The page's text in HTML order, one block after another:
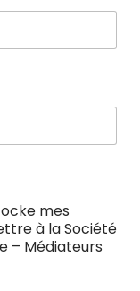
mes
à la Société
– Médiateurs